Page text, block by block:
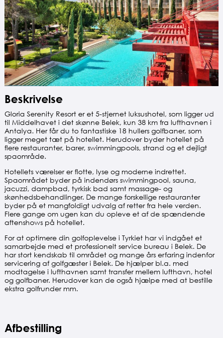
Beskrivelse
Gloria Serenity Resort er et 5-stjernet luksushotel, som ligger ud
til Middelhavet i det skønne Belek, kun 38 km fra lufthavnen i
Antalya. Her får du to fantastiske 18 hullers golfbaner, som
ligger meget tæt på hotellet. Herudover byder hotellet på
flere restauranter, barer, swimmingpools, strand og et dejligt
spaområde.
Hotellets værelser er flotte, lyse og moderne indrettet.
Spaområdet byder på indendørs swimmingpool, sauna,
jacuzzi, dampbad, tyrkisk bad samt massage- og
skønhedsbehandlinger. De mange forskellige restauranter
byder på et mangfoldigt udvalg af retter fra hele verden.
Flere gange om ugen kan du opleve et af de spændende
aftenshows på hotellet.
For at optimere din golfoplevelse i Tyrkiet har vi indgået et
samarbejde med et professionelt service bureau i Belek. De
har stort kendskab til området og mange års erfaring indenfor
servicering af golfgæster i Belek. De hjælper bl.a. med
modtagelse i lufthavnen samt transfer mellem lufthavn, hotel
og golfbaner. Herudover kan de også hjælpe med at bestille
ekstra golfrunder mm.
Afbestilling